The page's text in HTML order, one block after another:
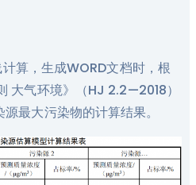
算，生成WORD文档时，根
大气环境》（HJ 2.2—2018）
最大污染物的计算结果。